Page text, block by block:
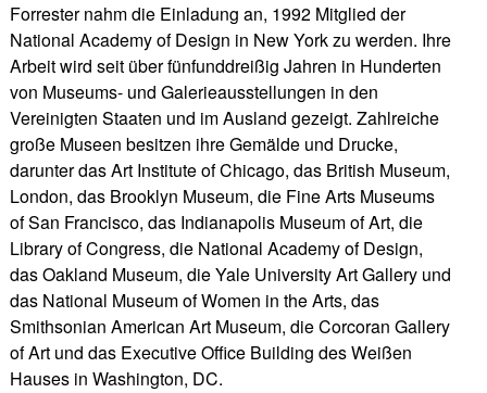
Forrester nahm die Einladung an, 1992 Mitglied der
National Academy of Design in New York zu werden. Ihre
Arbeit wird seit über fünfunddreißig Jahren in Hunderten
von Museums- und Galerieausstellungen in den
Vereinigten Staaten und im Ausland gezeigt. Zahlreiche
große Museen besitzen ihre Gemälde und Drucke,
darunter das Art Institute of Chicago, das British Museum,
London, das Brooklyn Museum, die Fine Arts Museums
of San Francisco, das Indianapolis Museum of Art, die
Library of Congress, die National Academy of Design,
das Oakland Museum, die Yale University Art Gallery und
das National Museum of Women in the Arts, das
Smithsonian American Art Museum, die Corcoran Gallery
of Art und das Executive Office Building des Weißen
Hauses in Washington, DC.